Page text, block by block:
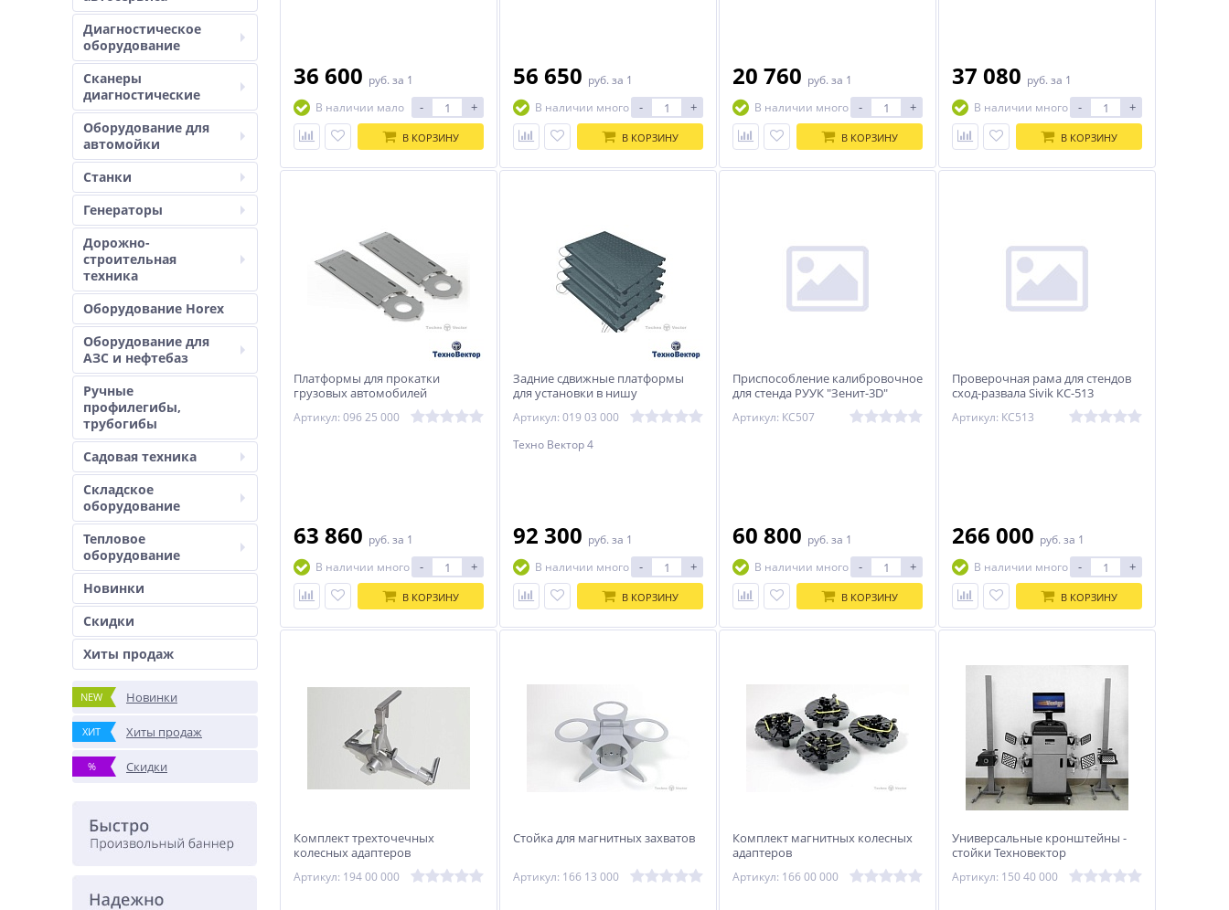
Диагностическое
оборудование
Сканеры
диагностические
Оборудование для
автомойки
Станки
Генераторы
Дорожно-
строительная
техника
Оборудование Horex
Оборудование для
АЗС и нефтебаз
Ручные
профилегибы,
трубогибы
Садовая техника
Складское
оборудование
Тепловое
оборудование
Новинки
Скидки
Хиты продаж
NEW Новинки
ХИТ Хиты продаж
% Скидки
36 600 руб. за 1
В наличии мало
- +
В КОРЗИНУ
56 650 руб. за 1
В наличии много
- +
В КОРЗИНУ
20 760 руб. за 1
В наличии много
- +
В КОРЗИНУ
37 080 руб. за 1
В наличии много
- +
В КОРЗИНУ
Платформы для прокатки
грузовых автомобилей
Артикул: 096 25 000
63 860 руб. за 1
В наличии много
- +
В КОРЗИНУ
Задние сдвижные платформы
для установки в нишу
(платформа 019-03), 4 шт.
Артикул: 019 03 000
Техно Вектор 4
92 300 руб. за 1
В наличии много
- +
В КОРЗИНУ
Приспособление калибровочное
для стенда РУУК "Зенит-3D"
Артикул: КС507
60 800 руб. за 1
В наличии много
- +
В КОРЗИНУ
Проверочная рама для стендов
сход-развала Sivik КС-513
Артикул: КС513
266 000 руб. за 1
В наличии много
- +
В КОРЗИНУ
Комплект трехточечных
колесных адаптеров
Артикул: 194 00 000
Стойка для магнитных захватов
Артикул: 166 13 000
Комплект магнитных колесных
адаптеров
Артикул: 166 00 000
Универсальные кронштейны -
стойки Техновектор
Артикул: 150 40 000